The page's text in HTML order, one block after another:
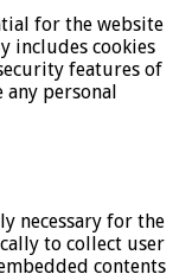
for the website
includes cookies
features of
any personal
necessary for the
to collect user
contents